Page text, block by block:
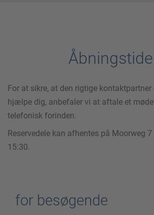
For at sikre, at den rigtige
hjælpe dig, anbefaler vi at aftale et
telefonisk forinden.
Reservedele kan afhentes på Moorweg
15:30.
for besøgende